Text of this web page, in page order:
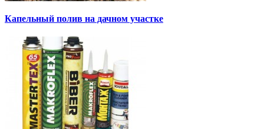
Капельный полив на дачном участке